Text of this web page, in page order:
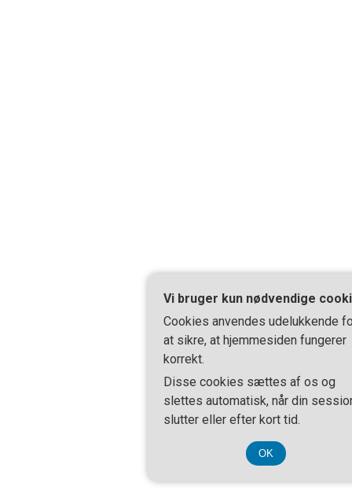
Vi bruger kun nødvendige
Cookies anvendes udelukkende
at sikre, at hjemmesiden fungerer
korrekt.
Disse cookies sættes af os og
slettes automatisk, når din
slutter eller efter kort tid.
OK